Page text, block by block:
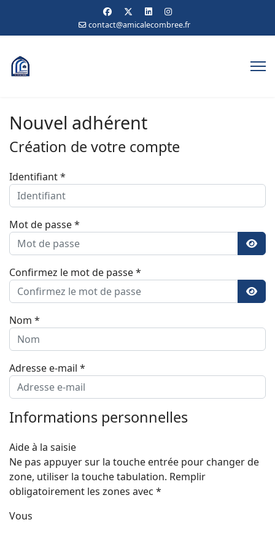
contact@amicalecombree.fr
Nouvel adhérent
Création de votre compte
Identifiant*
Mot de passe*
Confirmez le mot de passe*
Nom *
Adresse e-mail *
Informations personnelles
Aide à la saisie
Ne pas appuyer sur la touche entrée pour changer de
zone, utiliser la touche tabulation. Remplir
obligatoirement les zones avec *
Vous